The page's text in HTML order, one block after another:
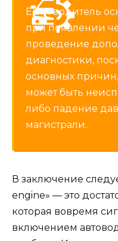
Если водитель
при появлении
проведение
диагностики,
основных
может быть
либо падение
магистрали.
В заключение
engine» — это
которая вовремя
включением